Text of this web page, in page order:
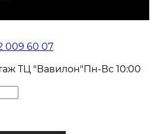
009 60 07
ТЦ "Вавилон"Пн-Вс 10:00